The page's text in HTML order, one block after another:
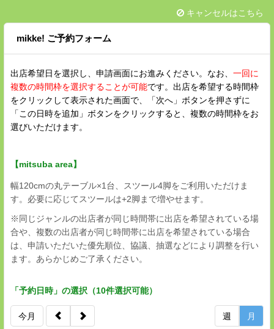
キャンセルはこちら
mikke! ご予約フォーム
出店希望日を選択し、申請画面にお進みください。なお、 一回に
複数の時間枠を選択することが可能です。出店を希望する時間枠
をクリックして表示された画面で、「次へ」ボタンを押さずに
「この日時を追加」ボタンをクリックすると、複数の時間枠をお
選びいただけます。
【mitsuba area】
幅120cmの丸テーブル×1台、スツール4脚をご利用いただけま
す。必要に応じてスツールは+2脚まで増やせます。
※同じジャンルの出店者が同じ時間帯に出店を希望されている場
合や、複数の出店者が同じ時間帯に出店を希望されている場合
は、申請いただいた優先順位、協議、抽選などにより調整を行い
ます。あらかじめご了承ください。
「予約日時」の選択（10件選択可能）
今月 週 月